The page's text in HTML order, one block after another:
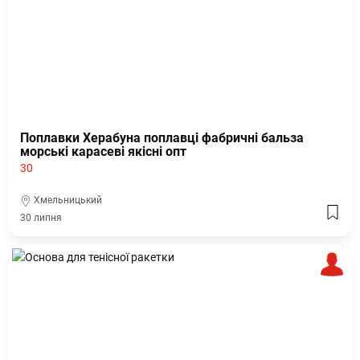
Поплавки Херабуна поплавці фабричні бальза
морські карасеві якісні опт
30
Хмельницький
30 липня